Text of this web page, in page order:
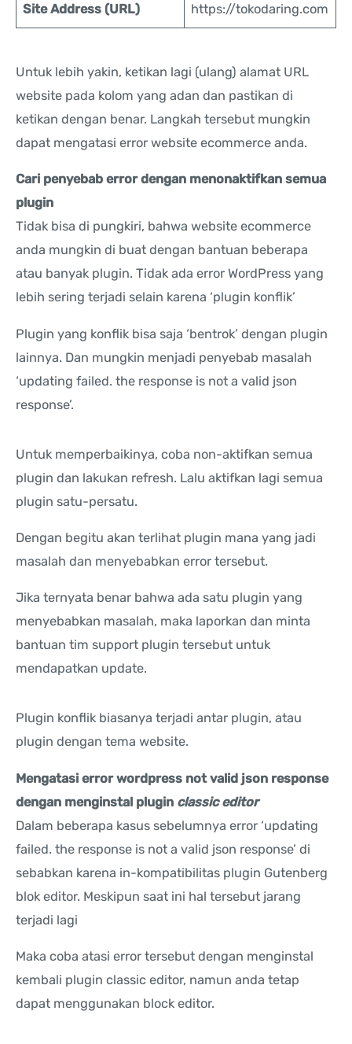
Site Address (URL) https://tokodaring.com
Untuk lebih yakin, ketikan lagi (ulang) alamat URL
website pada kolom yang adan dan pastikan di
ketikan dengan benar. Langkah tersebut mungkin
dapat mengatasi error website ecommerce anda.
Cari penyebab error dengan menonaktifkan semua
plugin
Tidak bisa di pungkiri, bahwa website ecommerce
anda mungkin di buat dengan bantuan beberapa
atau banyak plugin. Tidak ada error WordPress yang
lebih sering terjadi selain karena ‘plugin konflik’
Plugin yang konflik bisa saja ‘bentrok’ dengan plugin
lainnya. Dan mungkin menjadi penyebab masalah
‘updating failed. the response is not a valid json
response’.
Untuk memperbaikinya, coba non-aktifkan semua
plugin dan lakukan refresh. Lalu aktifkan lagi semua
plugin satu-persatu.
Dengan begitu akan terlihat plugin mana yang jadi
masalah dan menyebabkan error tersebut.
Jika ternyata benar bahwa ada satu plugin yang
menyebabkan masalah, maka laporkan dan minta
bantuan tim support plugin tersebut untuk
mendapatkan update.
Plugin konflik biasanya terjadi antar plugin, atau
plugin dengan tema website.
Mengatasi error wordpress not valid json response
dengan menginstal plugin classic editor
Dalam beberapa kasus sebelumnya error ‘updating
failed. the response is not a valid json response’ di
sebabkan karena in-kompatibilitas plugin Gutenberg
blok editor. Meskipun saat ini hal tersebut jarang
terjadi lagi
Maka coba atasi error tersebut dengan menginstal
kembali plugin classic editor, namun anda tetap
dapat menggunakan block editor.